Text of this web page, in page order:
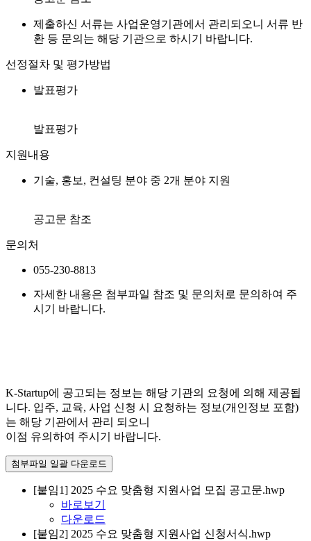
제출하신 서류는 사업운영기관에서 관리되오니 서류 반
환 등 문의는 해당 기관으로 하시기 바랍니다.
선정절차 및 평가방법
발표평가
발표평가
지원내용
기술, 홍보, 컨설팅 분야 중 2개 분야 지원
공고문 참조
문의처
055-230-8813
자세한 내용은 첨부파일 참조 및 문의처로 문의하여 주
시기 바랍니다.
K-Startup에 공고되는 정보는 해당 기관의 요청에 의해 제공됩
니다. 입주, 교육, 사업 신청 시 요청하는 정보(개인정보 포함)
는 해당 기관에서 관리 되오니
이점 유의하여 주시기 바랍니다.
첨부파일 일괄 다운로드
[붙임1] 2025 수요 맞춤형 지원사업 모집 공고문.hwp
바로보기
다운로드
[붙임2] 2025 수요 맞춤형 지원사업 신청서식.hwp